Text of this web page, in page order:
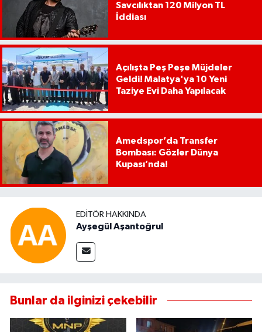
Savcılıktan 120 Milyon TL
İddiası
Açılışta Peş Peşe Müjdeler
Geldi! Malatya'ya 10 Yeni
Taziye Evi Daha Yapılacak
Amedspor’da Transfer
Bombası: Gözler Dünya
Kupası’nda!
EDITÖR HAKKINDA
Ayşegül Aşantoğrul
Bunlar da ilginizi çekebilir